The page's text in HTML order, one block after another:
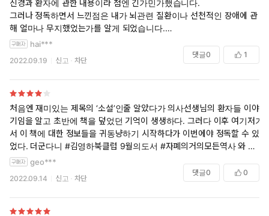
신경과 환자에 관한 내용이라 첨엔 긴가민가했습니다.
그러나 정독하면서 느낀점은 내가 뇌관련 질환이나 선천적인 장애에 관
해 얼마나 무지했었는가를 알게 되었습니다.
요즘 [우영우]를 보면서 그런 장애에 관한 선입견이 없어졌는데
이 책 또한 그런 선입견 극복에 많은 도움을 줄수 있는 책이라는 생각이
듭니다.
hai***
2022.09.19 신고 차단
댓글0 1
처음엔 재미있는 제목의 ‘소설’인줄 알았다가 의사선생님의 환자들 이야
기임을 알고 초반에 책을 덮었던 기억이 생생하다. 그러다 이후 여기저기
서 이 책에 대한 정보들을 귀동냥하기 시작하다가 이번에야 정독할 수 있
었다. 더군다니 #김영하북클럽 9월의도서 #자폐의거의모든역사 와 관련
해서 자페 스펙트럼을 가진 환자들에 대한 기록인 4장이 눈길을 끌었다.
비단 의사로서가 아니라 삶을 먼저 사는 삶의 선배로서 내가 사람들을 대
하는 태도에도 큰 귀감이 된다 싶다.
“야나무라의 재능을 키우기 위해서 내가 한 일은, 그의 영혼을 내 영혼으
geo***
2022.09.14 신고 차단
댓글0 0